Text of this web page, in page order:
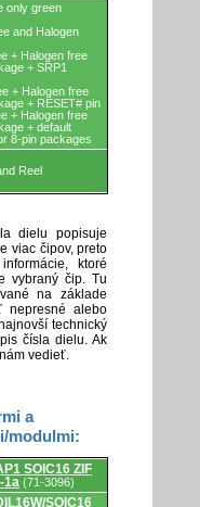
only green
and Halogen
+ Halogen free
+ SRP1
+ Halogen free
+ RESET# pin
+ Halogen free
+ default
8-pin packages
Reel
dielu popisuje
viac čipov, preto
ktoré
vybraný čip. Tu
na základe
nepresné alebo
technický
čísla dielu. Ak
vedieť.
a
modulmi:
SOIC16 ZIF
1a (71-3096)
SOIC16